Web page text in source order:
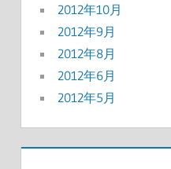
2012年10月
2012年9月
2012年8月
2012年6月
2012年5月